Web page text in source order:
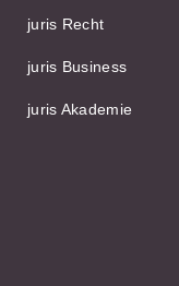
juris Recht
juris Business
juris Akademie